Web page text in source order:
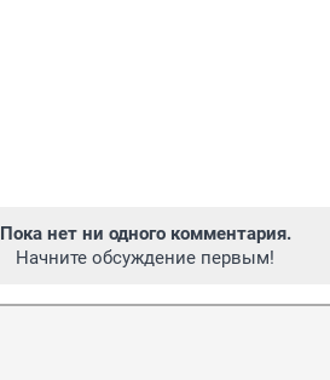
Пока нет ни одного комментария.
Начните обсуждение первым!